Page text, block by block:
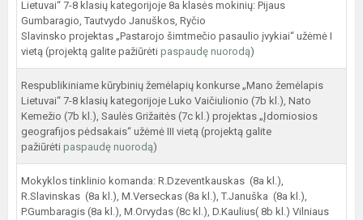
Lietuvai“ 7-8 klasių kategorijoje 8a klasės mokinių: Pijaus
Gumbaragio, Tautvydo Januškos, Ryčio
Slavinsko projektas „Pastarojo šimtmečio pasaulio įvykiai“ užėmė I
vietą (projektą galite pažiūrėti paspaudę nuorodą)
Respublikiniame kūrybinių žemėlapių konkurse „Mano žemėlapis
Lietuvai“ 7-8 klasių kategorijoje Luko Vaičiulionio (7b kl.), Nato
Kemežio (7b kl.), Saulės Grižaitės (7c kl.) projektas „Įdomiosios
geografijos pėdsakais“ užėmė III vietą (projektą galite
pažiūrėti paspaudę nuorodą)
Mokyklos tinklinio komanda: R.Dzeventkauskas (8a kl.),
R.Slavinskas (8a kl.), M.Verseckas (8a kl.), T.Januška (8a kl.),
P.Gumbaragis (8a kl.), M.Orvydas (8c kl.), D.Kaulius( 8b kl.) Vilniaus